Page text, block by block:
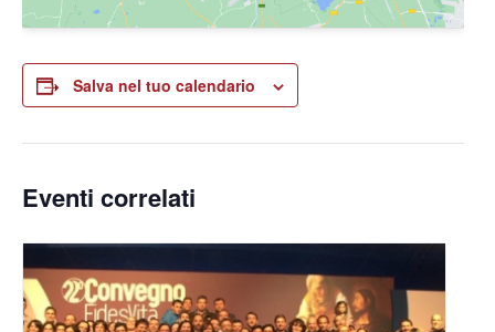
Salva nel tuo calendario
Eventi correlati